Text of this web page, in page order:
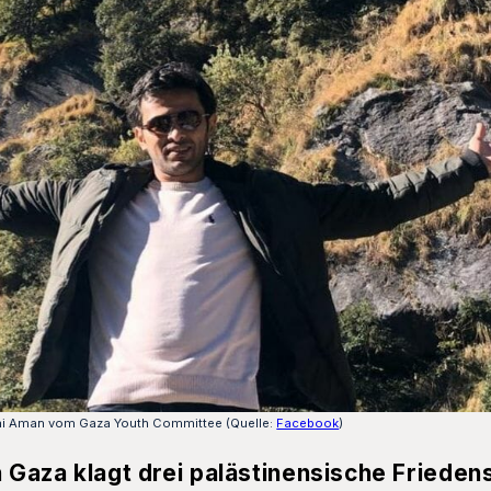
Aman vom Gaza Youth Committee (Quelle: Facebook)
klagt drei palästinensische